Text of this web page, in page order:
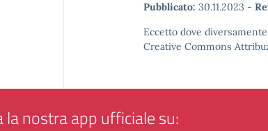
Pubblicato: 30.11.2023 -
Eccetto dove
Creative Commons
la nostra app ufficiale su: